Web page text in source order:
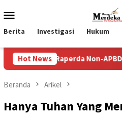
ke
kontenMobile
Berita Investigasi Hukum
Hot News
Non-APBD 2026
Beranda Arikel
Hanya Tuhan Yang